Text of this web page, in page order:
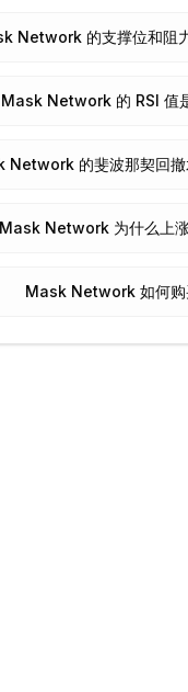
Network 的支撑位和阻
Mask Network 的 RSI 值
Network 的斐波那契回撤
Mask Network 为什么上
Mask Network 如何购